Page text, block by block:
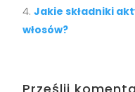
Jakie składniki
włosów?